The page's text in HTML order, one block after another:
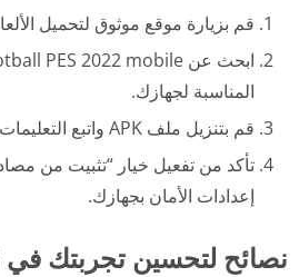
قم بزيارة موقع موثوق لتحميل
المناسبة لجهازك.
قم بتنزيل ملف APK واتبع التعليمات لتثبيته على جهازك.
تأكد من تفعيل خيار “تثبيت من
إعدادات الأمان بجهازك.